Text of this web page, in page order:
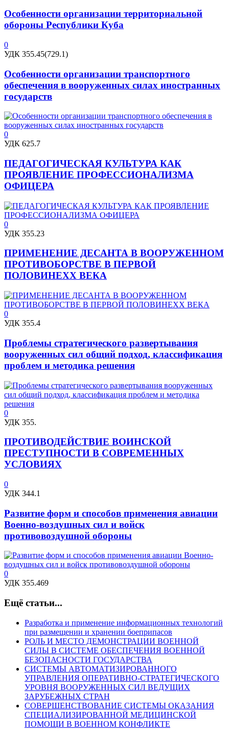
Особенности организации территориальной
обороны Республики Куба
0
УДК 355.45(729.1)
Особенности организации транспортного
обеспечения в вооруженных силах иностранных
государств
0
УДК 625.7
ПЕДАГОГИЧЕСКАЯ КУЛЬТУРА КАК
ПРОЯВЛЕНИЕ ПРОФЕССИОНАЛИЗМА
ОФИЦЕРА
0
УДК 355.23
ПРИМЕНЕНИЕ ДЕСАНТА В ВООРУЖЕННОМ
ПРОТИВОБОРСТВЕ В ПЕРВОЙ
ПОЛОВИНЕХХ ВЕКА
0
УДК 355.4
Проблемы стратегического развертывания
вооруженных сил общий подход, классификация
проблем и методика решения
0
УДК 355.
ПРОТИВОДЕЙСТВИЕ ВОИНСКОЙ
ПРЕСТУПНОСТИ В СОВРЕМЕННЫХ
УСЛОВИЯХ
0
УДК 344.1
Развитие форм и способов применения авиации
Военно-воздушных сил и войск
противовоздушной обороны
0
УДК 355.469
Ещё статьи...
Разработка и применение информационных технологий
при размещении и хранении боеприпасов
РОЛЬ И МЕСТО ДЕМОНСТРАЦИИ ВОЕННОЙ
СИЛЫ В СИСТЕМЕ ОБЕСПЕЧЕНИЯ ВОЕННОЙ
БЕЗОПАСНОСТИ ГОСУДАРСТВА
СИСТЕМЫ АВТОМАТИЗИРОВАННОГО
УПРАВЛЕНИЯ ОПЕРАТИВНО-СТРАТЕГИЧЕСКОГО
УРОВНЯ ВООРУЖЕННЫХ СИЛ ВЕДУЩИХ
ЗАРУБЕЖНЫХ СТРАН
СОВЕРШЕНСТВОВАНИЕ СИСТЕМЫ ОКАЗАНИЯ
СПЕЦИАЛИЗИРОВАННОЙ МЕДИЦИНСКОЙ
ПОМОЩИ В ВОЕННОМ КОНФЛИКТЕ